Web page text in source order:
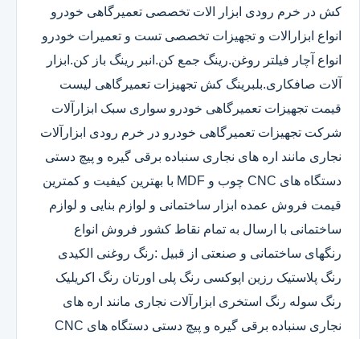
کش در خرم رودی ابزار الات تخصصی تعمیرگاهی خودرو
انواع ابزارالات و تجهیزات تخصصی تست و تعمیرات خودرو
انواع آچار فیلتر روغن.رینگ جمع کن.انبر رینگ باز کن.ابزار
آلات صافکاری.بلبرینگ کش تجهیزات تعمیرگاهی لیست
قیمت تجهیزات تعمیرگاهی خودرو سواری سبک ابزارآلات
شرکت تجهیزات تعمیرگاهی خودرو در خرم رودی ابزارآلات
نجاری مانند اره های نجاری سنباده برقی گیره و پیچ دستی
دستگاه های CNC چوب و MDF با بهترین کیفیت و کمترین
قیمت فروش عمده ابزار ساختمانی و لوازم بنایی و لوازم
ساختمانی با ارسال به تمام نقاط کشور فروش انواع
رنگهای ساختمانی و صنعتی از قبیل :رنگ روغنی الکیدی
رنگ پلاستیک رزین اپوکسی رنگ پلی اورتان رنگ اکریلیک
رنگ سوله رنگ استخری ابزارآلات نجاری مانند اره های
نجاری سنباده برقی گیره و پیچ دستی دستگاه های CNC